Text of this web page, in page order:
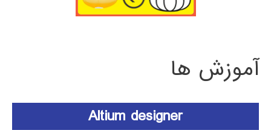
آموزش ها
Altium designer